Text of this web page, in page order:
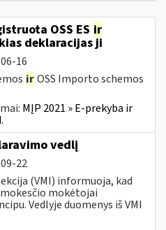
OSS ES ir
deklaracijas ji
16
irOSS Importo schemos
MĮP 2021 » E-prekyba ir
vedlį
22
(VMI) informuoja, kad
mokesčio mokėtojai
Vedlyje duomenys iš VMI